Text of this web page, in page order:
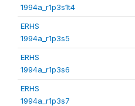
1994a_r1p3s1t4
ERHS
1994a_r1p3s5
ERHS
1994a_r1p3s6
ERHS
1994a_r1p3s7